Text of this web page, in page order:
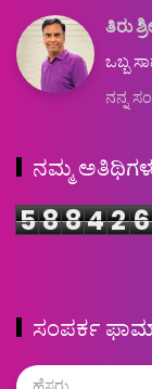
ತಿರು
ಒಬ್ಬ
ನನ್ನ
ನಮ್ಮ
588426
ಸಂಪರ್ಕ